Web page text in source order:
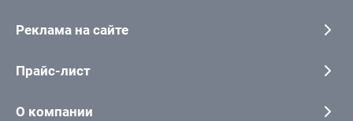
Реклама на сайте
Прайс-лист
О компании